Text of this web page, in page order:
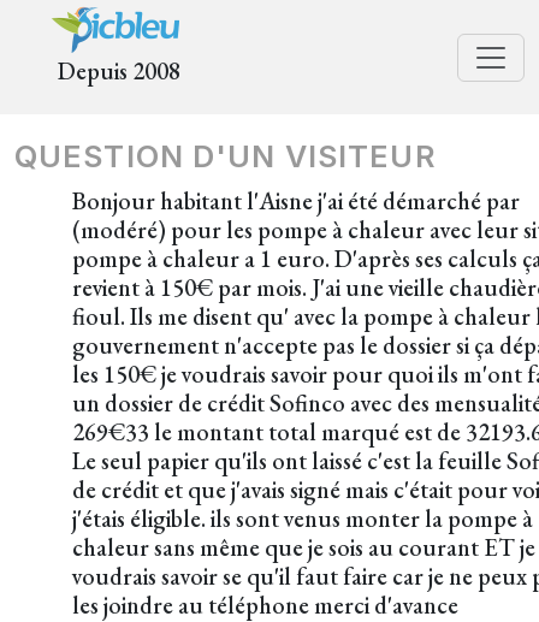
Depuis 2008
QUESTION D'UN VISITEUR
Bonjour habitant l'Aisne j'ai été démarché par
(modéré) pour les pompe à chaleur avec leur
pompe à chaleur a 1 euro. D'après ses calculs
revient à 150€ par mois. J'ai une vieille
fioul. Ils me disent qu' avec la pompe à chaleur
gouvernement n'accepte pas le dossier si ça
les 150€ je voudrais savoir pour quoi ils m'ont
un dossier de crédit Sofinco avec des
269€33 le montant total marqué est de
Le seul papier qu'ils ont laissé c'est la feuille
de crédit et que j'avais signé mais c'était pour
j'étais éligible. ils sont venus monter la pompe à
chaleur sans même que je sois au courant ET je
voudrais savoir se qu'il faut faire car je ne peux
les joindre au téléphone merci d'avance